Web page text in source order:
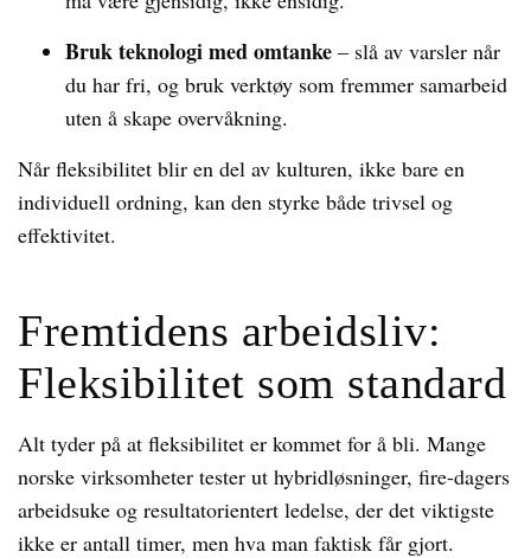
Bruk teknologi med omtanke – slå av varsler når
du har fri, og bruk verktøy som fremmer samarbeid
uten å skape overvåkning.
Når fleksibilitet blir en del av kulturen, ikke bare en
individuell ordning, kan den styrke både trivsel og
effektivitet.
Fremtidens arbeidsliv:
Fleksibilitet som standard
Alt tyder på at fleksibilitet er kommet for å bli. Mange
norske virksomheter tester ut hybridløsninger, fire-dagers
arbeidsuke og resultatorientert ledelse, der det viktigste
ikke er antall timer, men hva man faktisk får gjort.